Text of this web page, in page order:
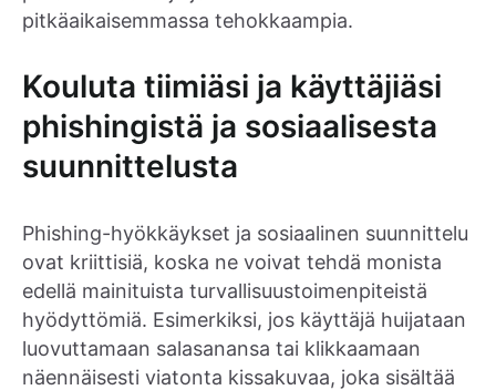
pitkäaikaisemmassa tehokkaampia.
Kouluta tiimiäsi ja käyttäjiäsi
phishingistä ja sosiaalisesta
suunnittelusta
Phishing-hyökkäykset ja sosiaalinen suunnittelu
ovat kriittisiä, koska ne voivat tehdä monista
edellä mainituista turvallisuustoimenpiteistä
hyödyttömiä. Esimerkiksi, jos käyttäjä huijataan
luovuttamaan salasanansa tai klikkaamaan
näennäisesti viatonta kissakuvaa, joka sisältää